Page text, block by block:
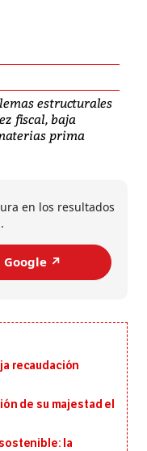
estructurales
fiscal, baja
prima
en los resultados
Google ↗️
recaudación
de su majestad el
la